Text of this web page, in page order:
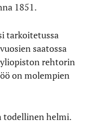
1851.
tarkoitetussa
saatossa
yliopiston rehtorin
on molempien
todellinen helmi.